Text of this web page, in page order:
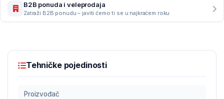
B2B ponuda i veleprodaja
Zatraži B2B ponudu – javiti ćemo ti se u najkraćem roku
Tehničke pojedinosti
Proizvođač